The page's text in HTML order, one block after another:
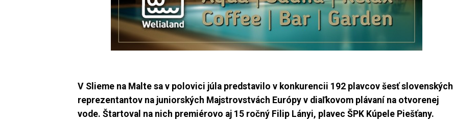
V Slieme na Malte sa v polovici júla predstavilo v konkurencii 192 plavcov šesť slovenských
reprezentantov na juniorských Majstrovstvách Európy v diaľkovom plávaní na otvorenej
vode. Štartoval na nich premiérovo aj 15 ročný Filip Lányi, plavec ŠPK Kúpele Piešťany.